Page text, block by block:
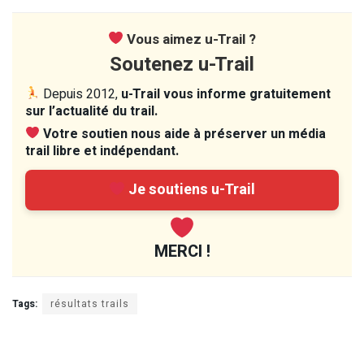
Vous aimez u-Trail ?
Soutenez u-Trail
Depuis 2012, u-Trail vous informe gratuitement
sur l’actualité du trail.
Votre soutien nous aide à préserver un média
trail libre et indépendant.
Je soutiens u-Trail
MERCI !
Tags: résultats trails